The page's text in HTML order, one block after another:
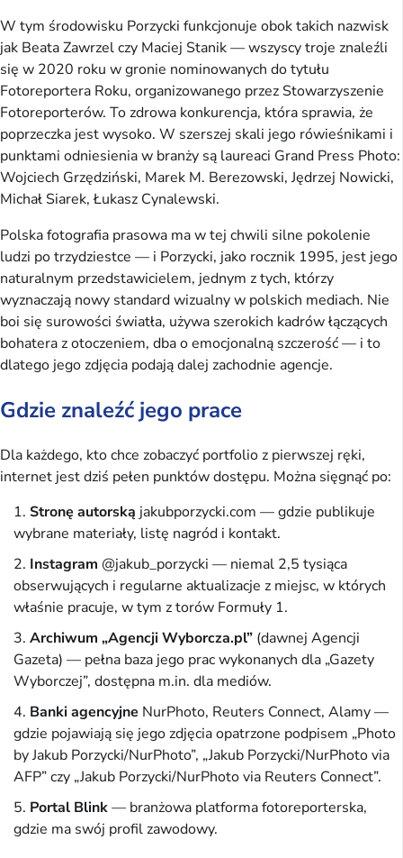
W tym środowisku Porzycki funkcjonuje obok takich nazwisk
jak Beata Zawrzel czy Maciej Stanik — wszyscy troje znaleźli
się w 2020 roku w gronie nominowanych do tytułu
Fotoreportera Roku, organizowanego przez Stowarzyszenie
Fotoreporterów. To zdrowa konkurencja, która sprawia, że
poprzeczka jest wysoko. W szerszej skali jego rówieśnikami i
punktami odniesienia w branży są laureaci Grand Press Photo:
Wojciech Grzędziński, Marek M. Berezowski, Jędrzej Nowicki,
Michał Siarek, Łukasz Cynalewski.
Polska fotografia prasowa ma w tej chwili silne pokolenie
ludzi po trzydziestce — i Porzycki, jako rocznik 1995, jest jego
naturalnym przedstawicielem, jednym z tych, którzy
wyznaczają nowy standard wizualny w polskich mediach. Nie
boi się surowości światła, używa szerokich kadrów łączących
bohatera z otoczeniem, dba o emocjonalną szczerość — i to
dlatego jego zdjęcia podają dalej zachodnie agencje.
Gdzie znaleźć jego prace
Dla każdego, kto chce zobaczyć portfolio z pierwszej ręki,
internet jest dziś pełen punktów dostępu. Można sięgnąć po:
Stronę autorską jakubporzycki.com — gdzie publikuje
wybrane materiały, listę nagród i kontakt.
Instagram @jakub_porzycki — niemal 2,5 tysiąca
obserwujących i regularne aktualizacje z miejsc, w których
właśnie pracuje, w tym z torów Formuły 1.
Archiwum „Agencji Wyborcza.pl” (dawnej Agencji
Gazeta) — pełna baza jego prac wykonanych dla „Gazety
Wyborczej”, dostępna m.in. dla mediów.
Banki agencyjne NurPhoto, Reuters Connect, Alamy —
gdzie pojawiają się jego zdjęcia opatrzone podpisem „Photo
by Jakub Porzycki/NurPhoto”, „Jakub Porzycki/NurPhoto via
AFP” czy „Jakub Porzycki/NurPhoto via Reuters Connect”.
Portal Blink— branżowa platforma fotoreporterska,
gdzie ma swój profil zawodowy.